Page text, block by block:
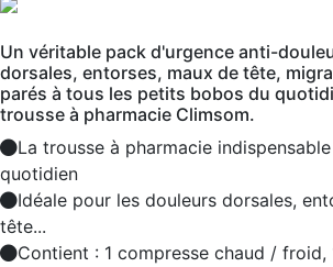
Un véritable pack d'urgence anti-
dorsales, entorses, maux de tête,
parés à tous les petits bobos du
trousse à pharmacie Climsom.
La trousse à pharmacie
quotidien
Idéale pour les douleurs dorsales,
tête...
Contient : 1 compresse chaud / froid,